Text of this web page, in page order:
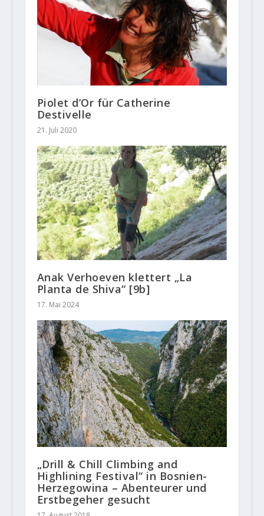
Piolet d’Or für Catherine
Destivelle
21. Juli 2020
Anak Verhoeven klettert „La
Planta de Shiva“ [9b]
17. Mai 2024
„Drill & Chill Climbing and
Highlining Festival“ in Bosnien-
Herzegowina – Abenteurer und
Erstbegeher gesucht